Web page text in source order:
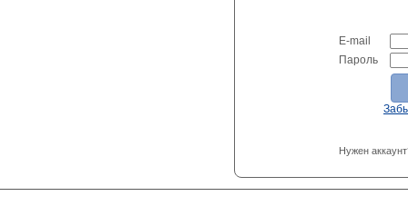
E-mail
Пароль
Нужен